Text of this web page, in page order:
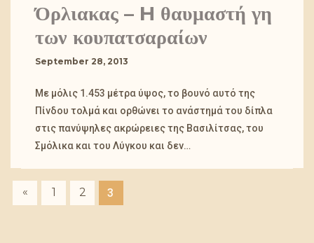
Όρλιακας – H θαυμαστή γη
των κουπατσαραίων
September 28, 2013
Με μόλις 1.453 μέτρα ύψος, το βουνό αυτό της
Πίνδου τολμά και ορθώνει το ανάστημά του δίπλα
στις πανύψηλες ακρώρειες της Βασιλίτσας, του
Σμόλικα και του Λύγκου και δεν…
« 1 2 3